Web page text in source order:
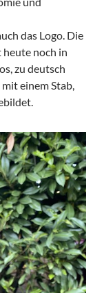
das Logo. Die
heute noch in
zu deutsch
einem Stab,